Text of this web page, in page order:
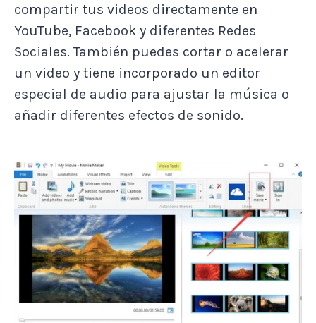
compartir tus videos directamente en
YouTube, Facebook y diferentes Redes
Sociales. También puedes cortar o acelerar
un video y tiene incorporado un editor
especial de audio para ajustar la música o
añadir diferentes efectos de sonido.